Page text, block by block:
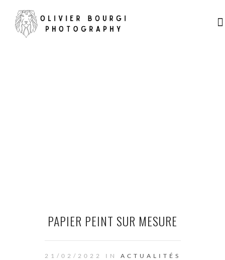
PAPIER PEINT SUR MESURE
21/02/2022 IN ACTUALITÉS